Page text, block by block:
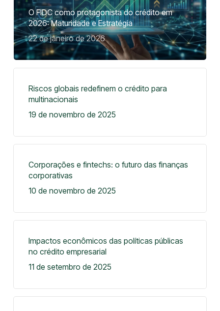
O FIDC como protagonista do crédito em
2026: Maturidade e Estratégia
22 de janeiro de 2026
Riscos globais redefinem o crédito para
multinacionais
19 de novembro de 2025
Corporações e fintechs: o futuro das finanças
corporativas
10 de novembro de 2025
Impactos econômicos das políticas públicas
no crédito empresarial
11 de setembro de 2025